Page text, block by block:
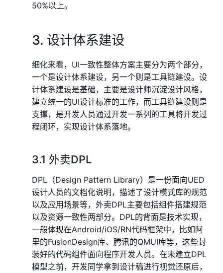
50%以上。
3. 设计体系建设
细化来看，UI一致性整体方案主要分为两个部分，
一个是设计体系建设，另一个则是工具链建设。设
计体系建设是基础，主要是设计师沉淀设计风格，
建立统一的UI设计标准的工作，而工具链建设则是
支撑，是开发人员通过开发一系列的工具将开发过
程闭环，实现设计体系落地。
3.1 外卖DPL
DPL（Design Pattern Library）是一份面向UED
设计人员的文档化说明，描述了设计模式库的规范
以及应用场景等，外卖DPL主要包括组件搭建规范
以及资源一致性两部分。DPL的背面是技术实现，
一般体现在Android/iOS/RN代码框架中，比如阿
里的FusionDesign库、腾讯的QMUI库等，这些封
装好的代码组件面向程序开发人员。在未建立DPL
模型之前，开发同学拿到设计稿进行视觉还原后，